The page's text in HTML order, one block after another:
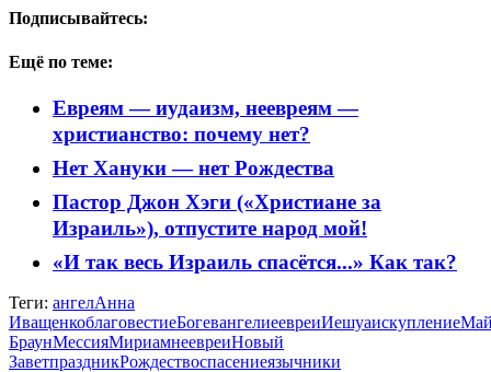
Подписывайтесь:
Ещё по теме:
Евреям — иудаизм, неевреям —
христианство: почему нет?
Нет Хануки — нет Рождества
Пастор Джон Хэги («Христиане за
Израиль»), отпустите народ мой!
«И так весь Израиль спасётся...» Как так?
Теги: ангелАнна
ИващенкоблаговестиеБогевангелиеевреиИешуаискупление
БраунМессияМириамнеевреиНовый
ЗаветпраздникРождествоспасениеязычники